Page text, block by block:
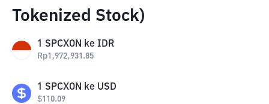
Tokenized Stock)
1 SPCXON ke IDR
Rp1,972,931.85
1 SPCXON ke USD
$110.09